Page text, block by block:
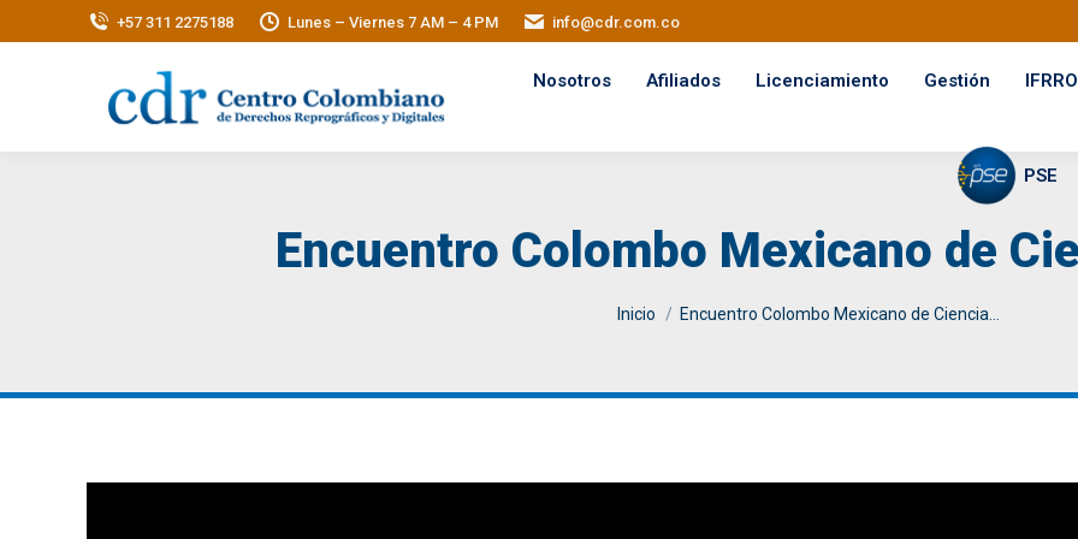
+57 311 2275188 Lunes – Viernes 7 AM – 4 PM info@cdr.com.co
Nosotros Afiliados Licenciamiento Gestión
PSE
Encuentro Colombo Mexicano de
You are here:
Inicio Encuentro Colombo Mexicano de Ciencia…